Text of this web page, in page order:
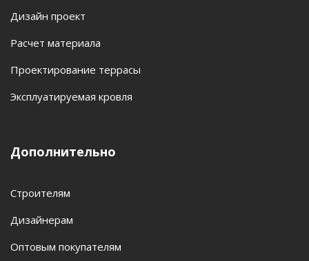
Дизайн проект
Расчет материала
Проектирование террасы
Эксплуатируемая кровля
Дополнительно
Строителям
Дизайнерам
Оптовым покупателям